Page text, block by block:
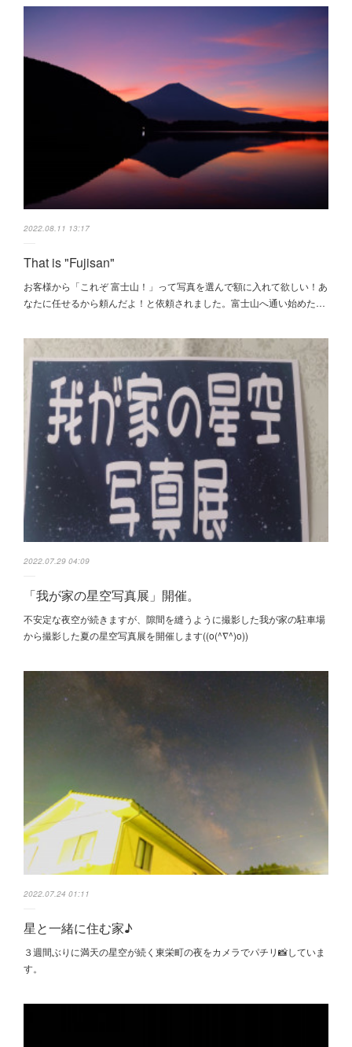
2022.08.11 13:17
That is "Fujisan"
お客様から「これぞ 富士山！」って写真を選んで額に入れて欲しい！あ
なたに任せるから頼んだよ！と依頼されました。富士山へ通い始めた…
2022.07.29 04:09
「我が家の星空写真展」開催。
不安定な夜空が続きますが、隙間を縫うように撮影した我が家の駐車場
から撮影した夏の星空写真展を開催します((o(^∇^)o))
2022.07.24 01:11
星と一緒に住む家♪
３週間ぶりに満天の星空が続く東栄町の夜をカメラでパチリ📸していま
す。